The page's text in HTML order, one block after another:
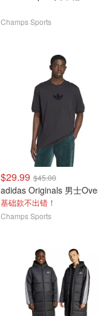
Champs Sports
$29.99 $45.00
基础款不出错！
Champs Sports